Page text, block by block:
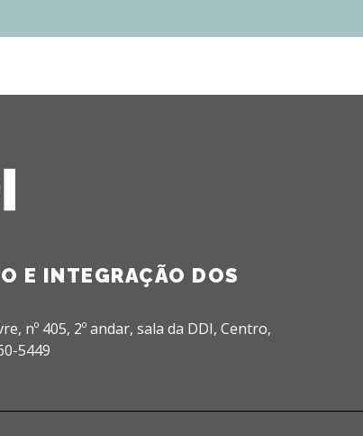
E INTEGRAÇÃO DOS
nº 405, 2º andar, sala da DDI, Centro,
5449